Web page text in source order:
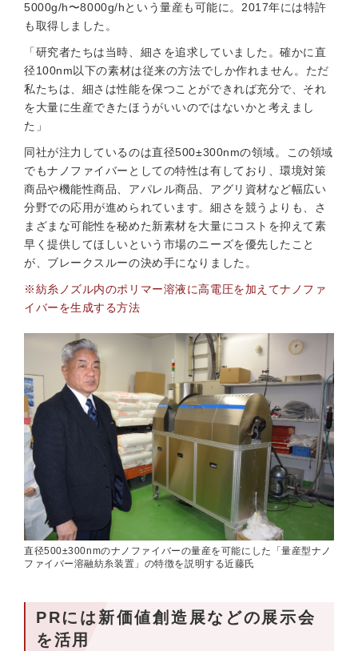
5000g/h〜8000g/hという量産も可能に。2017年には特許
も取得しました。
「研究者たちは当時、細さを追求していました。確かに直
径100nm以下の素材は従来の方法でしか作れません。ただ
私たちは、細さは性能を保つことができれば充分で、それ
を大量に生産できたほうがいいのではないかと考えまし
た」
同社が注力しているのは直径500±300nmの領域。この領域
でもナノファイバーとしての特性は有しており、環境対策
商品や機能性商品、アパレル商品、アグリ資材など幅広い
分野での応用が進められています。細さを競うよりも、さ
まざまな可能性を秘めた新素材を大量にコストを抑えて素
早く提供してほしいという市場のニーズを優先したこと
が、ブレークスルーの決め手になりました。
※紡糸ノズル内のポリマー溶液に高電圧を加えてナノファ
イバーを生成する方法
直径500±300nmのナノファイバーの量産を可能にした「量産型ナノ
ファイバー溶融紡糸装置」の特徴を説明する近藤氏
PRには新価値創造展などの展示会
を活用